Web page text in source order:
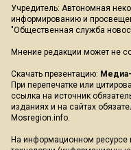
Учредитель: Автономная
информированию и
"Общественная служба
Мнение редакции может не
Скачать презентацию:
При перепечатке или
ссылка на источник
изданиях и на сайтах
Mosregion.info.
На информационном